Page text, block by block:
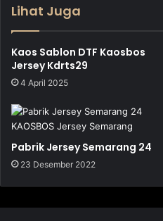
Lihat Juga
Kaos Sablon DTF Kaosbos
Jersey Kdrts29
4 April 2025
Pabrik Jersey Semarang 24
23 Desember 2022